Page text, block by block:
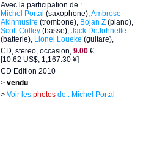
Avec la participation de :
Michel Portal (saxophone),Ambrose
Akinmusire (trombone), Bojan Z (piano),
Scott Colley (basse), Jack DeJohnette
(batterie), Lionel Loueke (guitare),
CD, stereo, occasion, 9.00 €
[10.62 US$, 1,167.30 ¥]
CD Edition 2010
> vendu
> Voir les photos de : Michel Portal